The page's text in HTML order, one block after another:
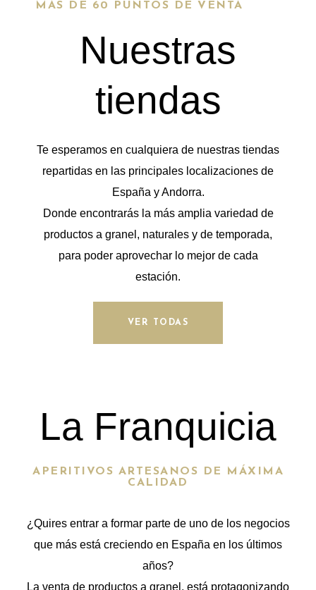
MÁS DE 60 PUNTOS DE VENTA
Nuestras
tiendas
Te esperamos en cualquiera de nuestras tiendas
repartidas en las principales localizaciones de
España y Andorra.
Donde encontrarás la más amplia variedad de
productos a granel, naturales y de temporada,
para poder aprovechar lo mejor de cada
estación.
VER TODAS
La Franquicia
APERITIVOS ARTESANOS DE MÁXIMA
CALIDAD
¿Quires entrar a formar parte de uno de los negocios
que más está creciendo en España en los últimos
años?
La venta de productos a granel, está protagonizando